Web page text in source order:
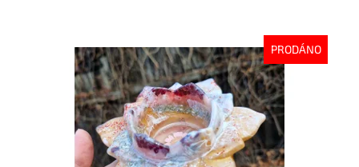
PRODÁNO
Dostupnost:
Vyprodáno
9997